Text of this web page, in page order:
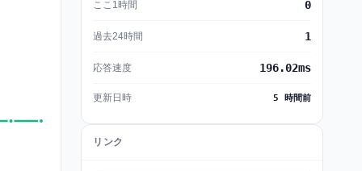
ここ1時間 0
過去24時間 1
応答速度 196.02ms
更新日時 5 時間前
リンク